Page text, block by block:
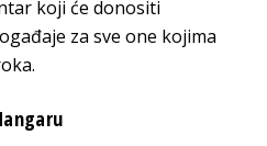
koji će donositi
za sve one kojima